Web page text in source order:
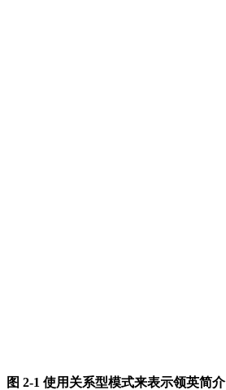
图 2-1 使用关系型模式来表示领英简介